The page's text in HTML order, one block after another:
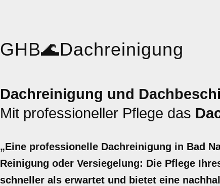
GHB🌊Dachreinigung
Dachreinigung und
Mit professioneller Pflege das
„Eine professionelle Dachreinigung in Bad
Reinigung oder Versiegelung: Die Pflege
schneller als erwartet und bietet eine